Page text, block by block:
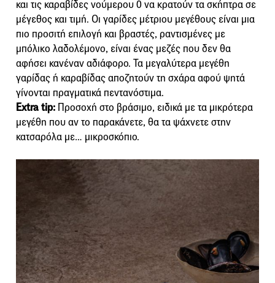
και τις καραβίδες νούμερου 0 να κρατούν τα σκήπτρα σε
μέγεθος και τιμή. Οι γαρίδες μέτριου μεγέθους είναι μια
πιο προσιτή επιλογή και βραστές, ραντισμένες με
μπόλικο λαδολέμονο, είναι ένας μεζές που δεν θα
αφήσει κανέναν αδιάφορο. Τα μεγαλύτερα μεγέθη
γαρίδας ή καραβίδας αποζητούν τη σχάρα αφού ψητά
γίνονται πραγματικά πεντανόστιμα.
Extra tip: Προσοχή στο βράσιμο, ειδικά με τα μικρότερα
μεγέθη που αν το παρακάνετε, θα τα ψάχνετε στην
κατσαρόλα με… μικροσκόπιο.